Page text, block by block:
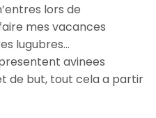
lors de
mes vacances
lugubres…
avinees
de but, tout cela a partir